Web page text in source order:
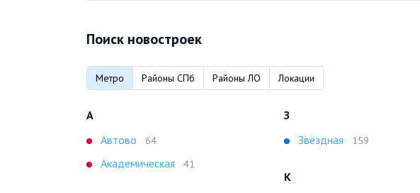
Поиск новостроек
Метро Районы СПб Районы ЛО Локации
А
Автово
64
Академическая 41
З
Звёздная
159
К